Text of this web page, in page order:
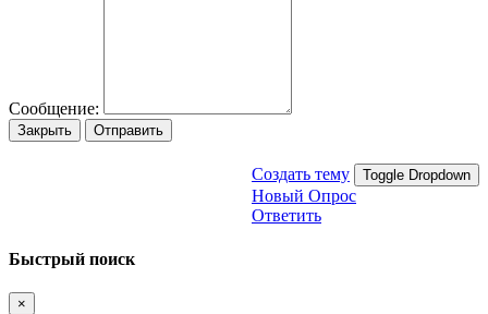
Сообщение:
Закрыть Отправить
Создать тему Toggle Dropdown
Новый Опрос
Ответить
Быстрый поиск
×